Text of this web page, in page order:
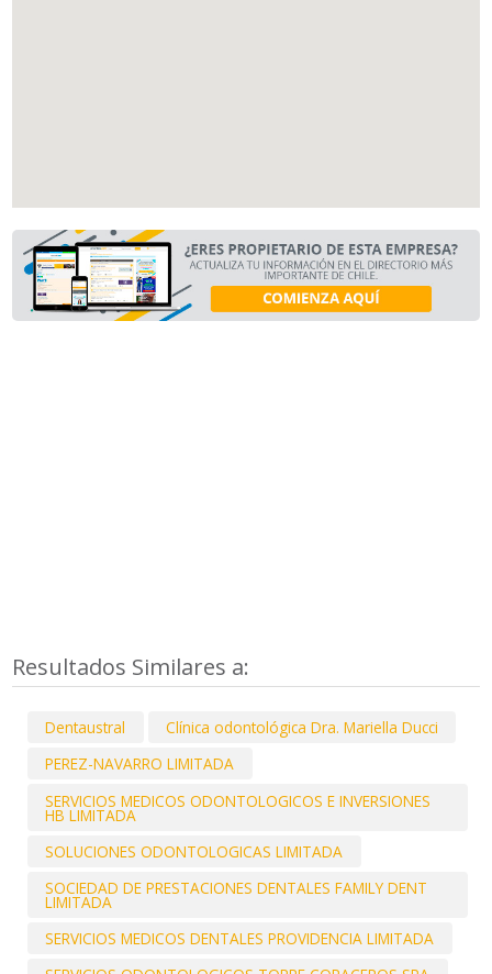
Resultados Similares a:
Dentaustral
Clínica odontológica Dra. Mariella Ducci
PEREZ-NAVARRO LIMITADA
SERVICIOS MEDICOS ODONTOLOGICOS E INVERSIONES
HB LIMITADA
SOLUCIONES ODONTOLOGICAS LIMITADA
SOCIEDAD DE PRESTACIONES DENTALES FAMILY DENT
LIMITADA
SERVICIOS MEDICOS DENTALES PROVIDENCIA LIMITADA